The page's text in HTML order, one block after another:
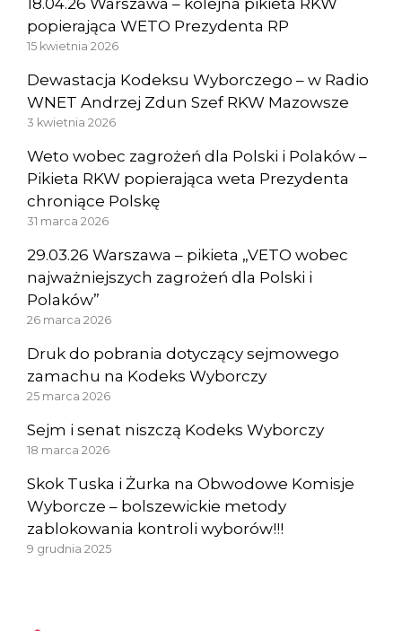
18.04.26 Warszawa – kolejna pikieta RKW
popierająca WETO Prezydenta RP
15 kwietnia 2026
Dewastacja Kodeksu Wyborczego – w Radio
WNET Andrzej Zdun Szef RKW Mazowsze
3 kwietnia 2026
Weto wobec zagrożeń dla Polski i Polaków –
Pikieta RKW popierająca weta Prezydenta
chroniące Polskę
31 marca 2026
29.03.26 Warszawa – pikieta „VETO wobec
najważniejszych zagrożeń dla Polski i
Polaków”
26 marca 2026
Druk do pobrania dotyczący sejmowego
zamachu na Kodeks Wyborczy
25 marca 2026
Sejm i senat niszczą Kodeks Wyborczy
18 marca 2026
Skok Tuska i Żurka na Obwodowe Komisje
Wyborcze – bolszewickie metody
zablokowania kontroli wyborów!!!
9 grudnia 2025